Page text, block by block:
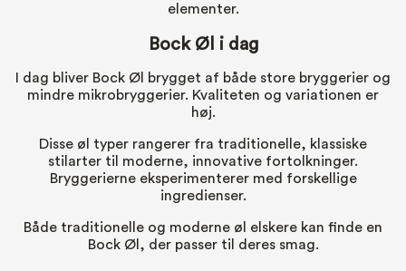
elementer.
Bock Øl i dag
I dag bliver Bock Øl brygget af både store bryggerier og
mindre mikrobryggerier. Kvaliteten og variationen er
høj.
Disse øl typer rangerer fra traditionelle, klassiske
stilarter til moderne, innovative fortolkninger.
Bryggerierne eksperimenterer med forskellige
ingredienser.
Både traditionelle og moderne øl elskere kan finde en
Bock Øl, der passer til deres smag.